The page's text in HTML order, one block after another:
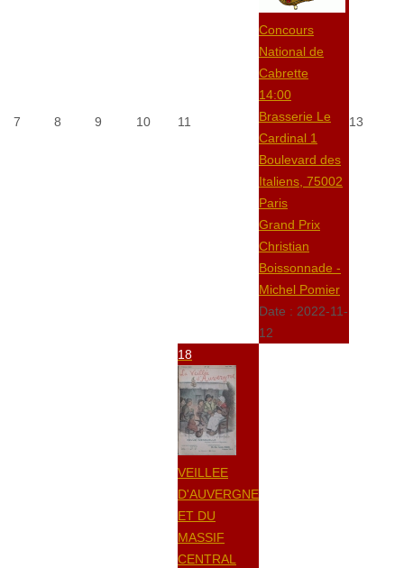
7 8 9 10 11
Concours
National de
Cabrette
14:00
Brasserie Le
Cardinal 1
Boulevard des
Italiens, 75002
Paris
Grand Prix
Christian
Boissonnade -
Michel Pomier
Date : 2022-11-
12
13
18
VEILLEE
D'AUVERGNE
ET DU
MASSIF
CENTRAL